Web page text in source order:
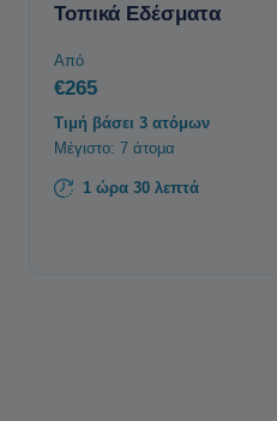
Τοπικά Εδέσματα
Από
€265
Τιμή βάσει 3 ατόμων
Μέγιστο: 7 άτομα
1 ώρα 30 λεπτά